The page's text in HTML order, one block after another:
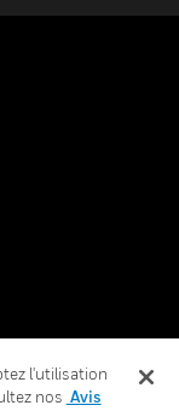
l'utilisation
nos Avis